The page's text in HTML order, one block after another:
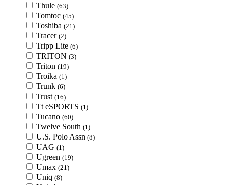
Thule (63)
Tomtoc (45)
Toshiba (21)
Tracer (2)
Tripp Lite (6)
TRITON (3)
Triton (19)
Troika (1)
Trunk (6)
Trust (16)
Tt eSPORTS (1)
Tucano (60)
Twelve South (1)
U.S. Polo Assn (8)
UAG (1)
Ugreen (19)
Umax (21)
Uniq (8)